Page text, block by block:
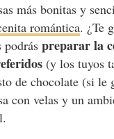
más bonitas y
romántica. ¿Te
podrás preparar la
(y los tuyos
de chocolate (si le
con velas y un